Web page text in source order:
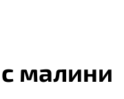
малини